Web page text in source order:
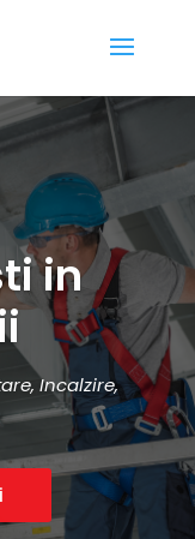
in
Incalzire,